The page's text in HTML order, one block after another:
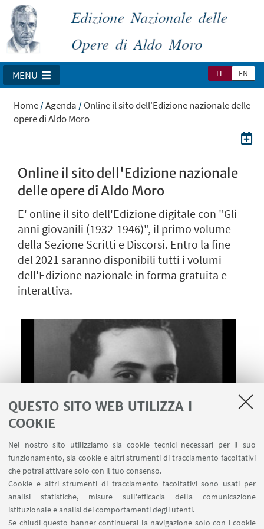
QUESTO SITO WEB UTILIZZA I
COOKIE
Nel nostro sito utilizziamo sia cookie tecnici necessari per il suo
funzionamento, sia cookie e altri strumenti di tracciamento facoltativi
che potrai attivare solo con il tuo consenso.
Cookie e altri strumenti di tracciamento facoltativi sono usati per
analisi statistiche, misure sull'efficacia della comunicazione
istituzionale e analisi dei comportamenti degli utenti.
Se chiudi questo banner continuerai la navigazione solo con i cookie
IT EN
MENU
Home/Agenda /Online il sito dell'Edizione nazionale delle
opere di Aldo Moro
Online il sito dell'Edizione nazionale
delle opere di Aldo Moro
E' online il sito dell'Edizione digitale con "Gli
anni giovanili (1932-1946)", il primo volume
della Sezione Scritti e Discorsi. Entro la fine
del 2021 saranno disponibili tutti i volumi
dell'Edizione nazionale in forma gratuita e
interattiva.
DATA: 24MAGGIO -30NOVEMBRE2021
LUOGO:online
TIPO:Segnalazioni